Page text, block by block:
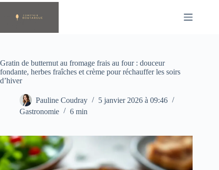
Passer
contenu
Gratin de butternut au fromage frais au four : douceur
fondante, herbes fraîches et crème pour réchauffer les soirs
d’hiver
Pauline Coudray
5 janvier 2026 à 09:46
Gastronomie
6 min